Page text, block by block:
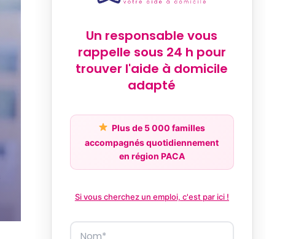
Un responsable vous
rappelle sous 24 h pour
trouver l'aide à domicile
adapté
Plus de 5 000 familles
accompagnés quotidiennement
en région PACA
Si vous cherchez un emploi, c'est par ici !